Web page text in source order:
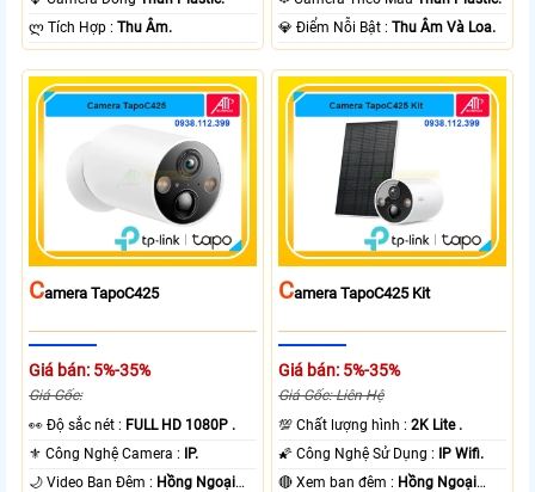
️ლ Tích Hợp :Thu Âm.
️💎 Điểm Nỗi Bật :Thu Âm Và Loa.
CAmera TapoC425
Giá bán: 5%-35%
Giá Gốc:
️👀 Độ sắc nét : FULL HD 1080P .
⚜️ Công Nghệ Camera : IP.
🌙 Video Ban Đêm : Hồng Ngoại
CAmera TapoC425 Kit
Giá bán: 5%-35%
Giá Gốc: Liên Hệ
💯 Chất lượng hình :2K Lite .
🌠 Công Nghệ Sử Dụng : IP Wifi.
🔴 Xem ban đêm : Hồng Ngoại